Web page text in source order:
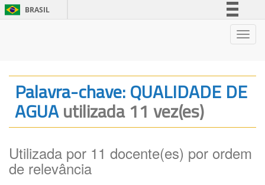
BRASIL
Legislação
Canais
Palavra-chave: QUALIDADE DE
AGUAutilizada 11 vez(es)
Utilizada por 11 docente(es) por ordem
de relevância